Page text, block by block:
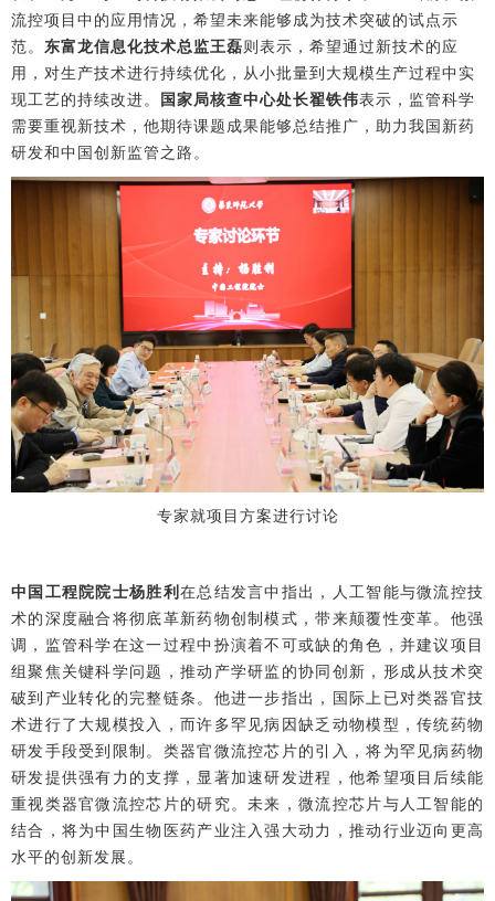
流控项目中的应用情况，希望未来能够成为技术突破的试点示
范。 东富龙信息化技术总监王磊则表示，希望通过新技术的应
用，对生产技术进行持续优化，从小批量到大规模生产过程中实
现工艺的持续改进。 国家局核查中心处长翟铁伟表示，监管科学
需要重视新技术，他期待课题成果能够总结推广，助力我国新药
研发和中国创新监管之路。
专家就项目方案进行讨论
中国工程院院士杨胜利在总结发言中指出，人工智能与微流控技
术的深度融合将彻底革新药物创制模式，带来颠覆性变革。他强
调，监管科学在这一过程中扮演着不可或缺的角色，并建议项目
组聚焦关键科学问题，推动产学研监的协同创新，形成从技术突
破到产业转化的完整链条。他进一步指出，国际上已对类器官技
术进行了大规模投入，而许多罕见病因缺乏动物模型，传统药物
研发手段受到限制。类器官微流控芯片的引入，将为罕见病药物
研发提供强有力的支撑，显著加速研发进程，他希望项目后续能
重视类器官微流控芯片的研究。未来，微流控芯片与人工智能的
结合，将为中国生物医药产业注入强大动力，推动行业迈向更高
水平的创新发展。